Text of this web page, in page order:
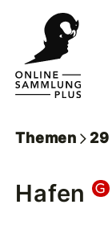
Themen 29
Hafen